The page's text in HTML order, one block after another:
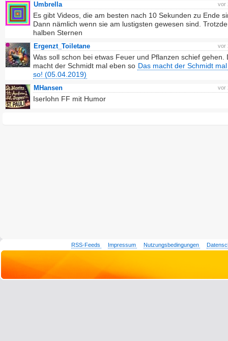
vor
Umbrella
Es gibt Videos, die am besten nach 10 Sekunden zu Ende
Dann nämlich wenn sie am lustigsten gewesen sind.
halben Sternen
vor
Ergenzt_Toiletane
Was soll schon bei etwas Feuer und Pflanzen schief gehen.
macht der Schmidt mal eben so Das macht der Schmidt
so! (05.04.2019)
vor
MHansen
Iserlohn FF mit Humor
RSS-Feeds Impressum Nutzungsbedingungen